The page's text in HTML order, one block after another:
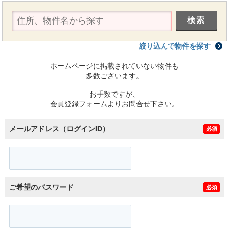
絞り込んで物件を探す
ホームページに掲載されていない物件も
多数ございます。
お手数ですが、
会員登録フォームよりお問合せ下さい。
メールアドレス（ログインID） 必須
ご希望のパスワード 必須